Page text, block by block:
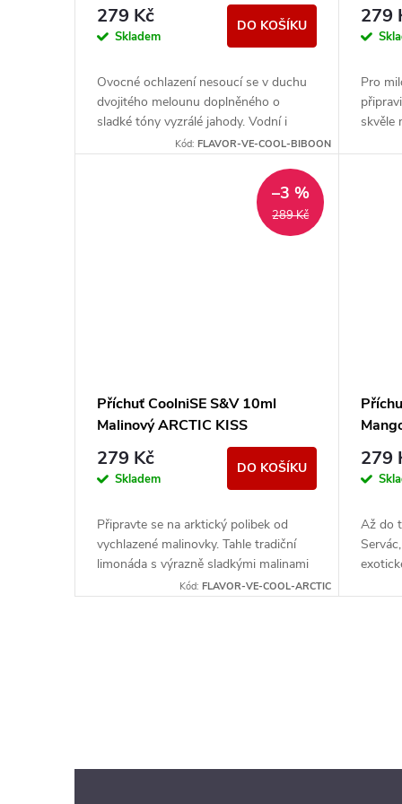
t
279 Kč
Skladem
DO KOŠÍKU
Ovocné ochlazení nesoucí se v duchu
dvojitého melounu doplněného o
sladké tóny vyzrálé jahody. Vodní i
cukrový meloun skvěle kombinují
Kód:FLAVOR-VE-COOL-BIBOON
279
Pro
skvěle
289 Kč
–3 %
Příchuť CoolniSE S&V 10ml
Malinový ARCTIC KISS
279 Kč
Skladem
DO KOŠÍKU
Připravte se na arktický polibek od
vychlazené malinovky. Tahle tradiční
limonáda s výrazně sladkými malinami
a příjemně chladivou stopou se hravě
Kód:FLAVOR-VE-COOL-ARCTIC
279
Až do
tónů
á